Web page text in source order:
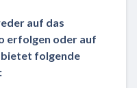
auf das
erfolgen oder auf
bietet folgende